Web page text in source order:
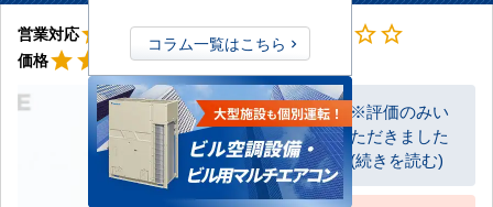
営業対応 星4
star starstarstarstar_border工事対応 星3
starstar star_borderstar_border
価格 星5
starstar starstar
お客様
※評価のみい
ただきました
(続きを読む)
コラム一覧はこちら